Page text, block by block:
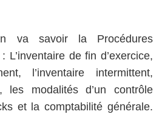
va savoir la Procédures
L’inventaire de fin d’exercice,
l’inventaire intermittent,
les modalités d’un contrôle
et la comptabilité générale.